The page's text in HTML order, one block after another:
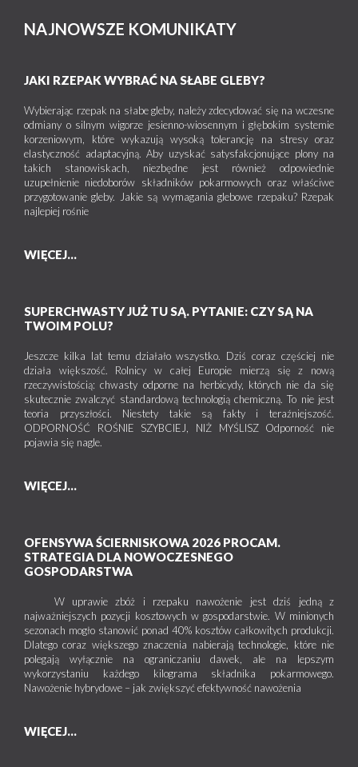
NAJNOWSZE KOMUNIKATY
JAKI RZEPAK WYBRAĆ NA SŁABE GLEBY?
Wybierając rzepak na słabe gleby, należy zdecydować się na wczesne
odmiany o silnym wigorze jesienno-wiosennym i głębokim systemie
korzeniowym, które wykazują wysoką tolerancję na stresy oraz
elastyczność adaptacyjną. Aby uzyskać satysfakcjonujące plony na
takich stanowiskach, niezbędne jest również odpowiednie
uzupełnienie niedoborów składników pokarmowych oraz właściwe
przygotowanie gleby. Jakie są wymagania glebowe rzepaku? Rzepak
najlepiej rośnie
WIĘCEJ...
SUPERCHWASTY JUŻ TU SĄ. PYTANIE: CZY SĄ NA
TWOIM POLU?
Jeszcze kilka lat temu działało wszystko. Dziś coraz częściej nie
działa większość. Rolnicy w całej Europie mierzą się z nową
rzeczywistością: chwasty odporne na herbicydy, których nie da się
skutecznie zwalczyć standardową technologią chemiczną. To nie jest
teoria przyszłości. Niestety takie są fakty i teraźniejszość.
ODPORNOŚĆ ROŚNIE SZYBCIEJ, NIŻ MYŚLISZ Odporność nie
pojawia się nagle.
WIĘCEJ...
OFENSYWA ŚCIERNISKOWA 2026 PROCAM.
STRATEGIA DLA NOWOCZESNEGO
GOSPODARSTWA
W uprawie zbóż i rzepaku nawożenie jest dziś jedną z
najważniejszych pozycji kosztowych w gospodarstwie. W minionych
sezonach mogło stanowić ponad 40% kosztów całkowitych produkcji.
Dlatego coraz większego znaczenia nabierają technologie, które nie
polegają wyłącznie na ograniczaniu dawek, ale na lepszym
wykorzystaniu każdego kilograma składnika pokarmowego.
Nawożenie hybrydowe – jak zwiększyć efektywność nawożenia
WIĘCEJ...